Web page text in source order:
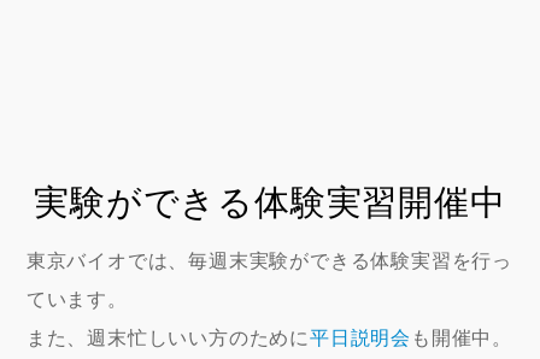
実験ができる体験実習開催中
東京バイオでは、毎週末実験ができる体験実習を行っ
ています。
また、週末忙しいい方のために平日説明会 も開催中。